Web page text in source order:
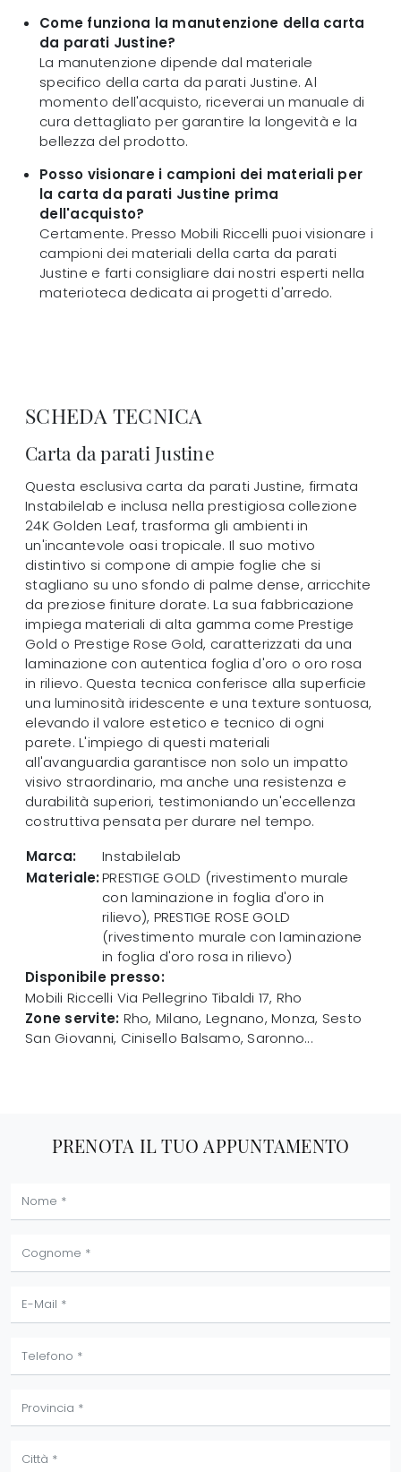
Come funziona la manutenzione della carta
da parati Justine?
La manutenzione dipende dal materiale
specifico della carta da parati Justine. Al
momento dell'acquisto, riceverai un manuale di
cura dettagliato per garantire la longevità e la
bellezza del prodotto.
Posso visionare i campioni dei materiali per
la carta da parati Justine prima
dell'acquisto?
Certamente. Presso Mobili Riccelli puoi visionare i
campioni dei materiali della carta da parati
Justine e farti consigliare dai nostri esperti nella
materioteca dedicata ai progetti d'arredo.
SCHEDA TECNICA
Carta da parati Justine
Questa esclusiva carta da parati Justine, firmata
Instabilelab e inclusa nella prestigiosa collezione
24K Golden Leaf, trasforma gli ambienti in
un'incantevole oasi tropicale. Il suo motivo
distintivo si compone di ampie foglie che si
stagliano su uno sfondo di palme dense, arricchite
da preziose finiture dorate. La sua fabbricazione
impiega materiali di alta gamma come Prestige
Gold o Prestige Rose Gold, caratterizzati da una
laminazione con autentica foglia d'oro o oro rosa
in rilievo. Questa tecnica conferisce alla superficie
una luminosità iridescente e una texture sontuosa,
elevando il valore estetico e tecnico di ogni
parete. L'impiego di questi materiali
all'avanguardia garantisce non solo un impatto
visivo straordinario, ma anche una resistenza e
durabilità superiori, testimoniando un'eccellenza
costruttiva pensata per durare nel tempo.
Marca:
Instabilelab
Materiale:PRESTIGE GOLD (rivestimento murale
con laminazione in foglia d'oro in
rilievo), PRESTIGE ROSE GOLD
(rivestimento murale con laminazione
in foglia d'oro rosa in rilievo)
Disponibile presso:
Mobili Riccelli Via Pellegrino Tibaldi 17, Rho
Zone servite: Rho, Milano, Legnano, Monza, Sesto
San Giovanni, Cinisello Balsamo, Saronno...
PRENOTA IL TUO APPUNTAMENTO